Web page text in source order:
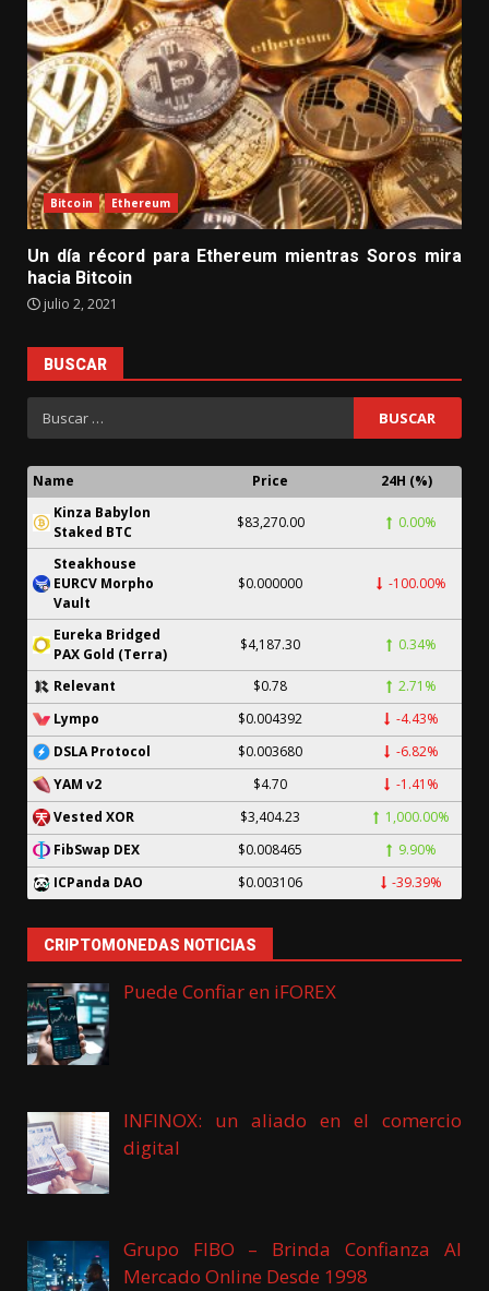
Bitcoin Ethereum
Un día récord para Ethereum mientras Soros mira
hacia Bitcoin
julio 2, 2021
BUSCAR
Name Price
24H (%)
Kinza Babylon
Staked BTC
$83,270.00 0.00%
Steakhouse
EURCV Morpho
Vault
$0.000000 -100.00%
Eureka Bridged
PAX Gold (Terra)
$4,187.30 0.34%
Relevant $0.78
2.71%
Lympo
$0.004392
-4.43%
DSLA Protocol
$0.003680
-6.82%
YAM v2
$4.70
-1.41%
Vested XOR
$3,404.23
1,000.00%
FibSwap DEX
$0.008465
9.90%
ICPanda DAO
$0.003106 -39.39%
CRIPTOMONEDAS NOTICIAS
Puede Confiar en iFOREX
INFINOX: un aliado en el comercio
digital
Grupo FIBO – Brinda Confianza Al
Mercado Online Desde 1998